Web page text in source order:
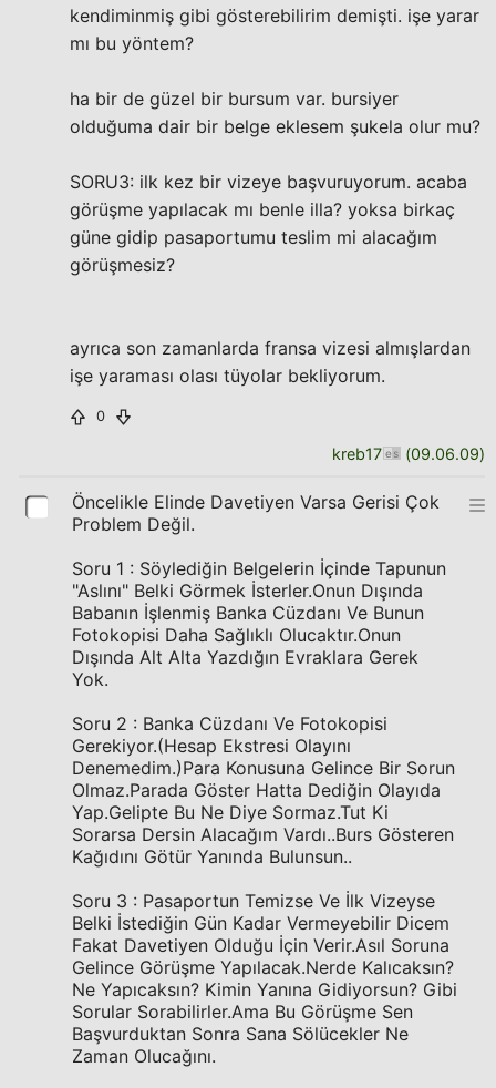
kendiminmiş gibi gösterebilirim demişti. işe yarar
mı bu yöntem?
ha bir de güzel bir bursum var. bursiyer
olduğuma dair bir belge eklesem şukela olur mu?
SORU3: ilk kez bir vizeye başvuruyorum. acaba
görüşme yapılacak mı benle illa? yoksa birkaç
güne gidip pasaportumu teslim mi alacağım
görüşmesiz?
ayrıca son zamanlarda fransa vizesi almışlardan
işe yaraması olası tüyolar bekliyorum.
0
kreb17 (09.06.09)
Öncelikle Elinde Davetiyen Varsa Gerisi Çok
Problem Değil.
Soru 1 : Söylediğin Belgelerin İçinde Tapunun
"Aslını" Belki Görmek İsterler.Onun Dışında
Babanın İşlenmiş Banka Cüzdanı Ve Bunun
Fotokopisi Daha Sağlıklı Olucaktır.Onun
Dışında Alt Alta Yazdığın Evraklara Gerek
Yok.
Soru 2 : Banka Cüzdanı Ve Fotokopisi
Gerekiyor.(Hesap Ekstresi Olayını
Denemedim.)Para Konusuna Gelince Bir Sorun
Olmaz.Parada Göster Hatta Dediğin Olayıda
Yap.Gelipte Bu Ne Diye Sormaz.Tut Ki
Sorarsa Dersin Alacağım Vardı..Burs Gösteren
Kağıdını Götür Yanında Bulunsun..
Soru 3 : Pasaportun Temizse Ve İlk Vizeyse
Belki İstediğin Gün Kadar Vermeyebilir Dicem
Fakat Davetiyen Olduğu İçin Verir.Asıl Soruna
Gelince Görüşme Yapılacak.Nerde Kalıcaksın?
Ne Yapıcaksın? Kimin Yanına Gidiyorsun? Gibi
Sorular Sorabilirler.Ama Bu Görüşme Sen
Başvurduktan Sonra Sana Sölücekler Ne
Zaman Olucağını.